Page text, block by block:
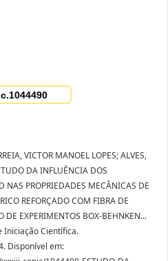
VICTOR MANOEL LOPES; ALVES,
DA INFLUÊNCIA DOS
NAS PROPRIEDADES MECÂNICAS DE
REFORÇADO COM FIBRA DE
DE EXPERIMENTOS BOX-BEHNKEN...
Iniciação Científica.
Disponível em: